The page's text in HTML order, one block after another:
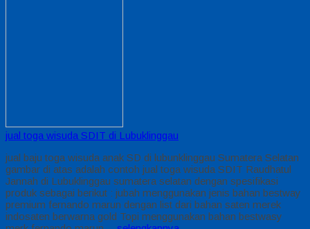
jual toga wisuda SDIT di Lubuklinggau
jual baju toga wisuda anak SD di lubunklinggau Sumatera Selatan
gambar di atas adalah contoh jual toga wisuda SDIT Raudhatul
Jannah di Lubuklinggau sumatera selatan dengan spesifikasi
produk sebagai berikut : jubah menggunakan jenis bahan bestway
premium fernando marun dengan list dari bahan saten merek
indosaten berwarna gold Topi menggunakan bahan bestwasy